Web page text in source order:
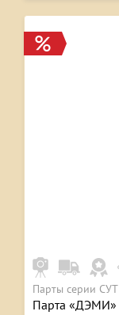
Парты серии
Парта «ДЭМИ»